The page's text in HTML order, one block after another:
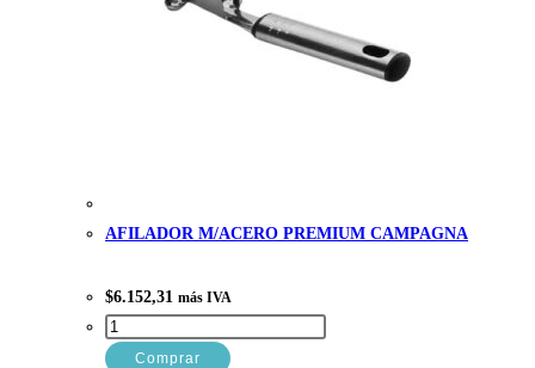
AFILADOR M/ACERO PREMIUM CAMPAGNA
$6.152,31 más IVA
AFILADOR
M/ACERO
Comprar